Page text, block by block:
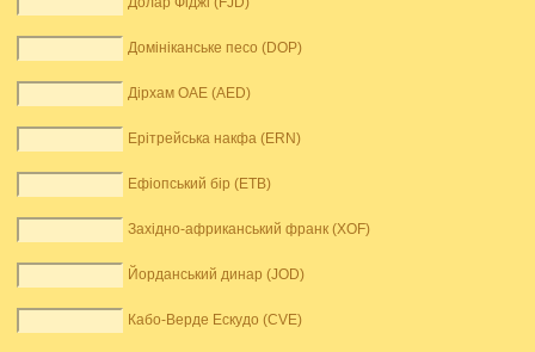
Домініканське песо (DOP)
Дірхам ОАЕ (AED)
Ерітрейська накфа (ERN)
Ефіопський бір (ETB)
Західно-африканський франк (XOF)
Йорданський динар (JOD)
Кабо-Верде Ескудо (CVE)